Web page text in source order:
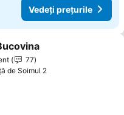
Vedeți prețurile
la favorite
77
de Soimul 2